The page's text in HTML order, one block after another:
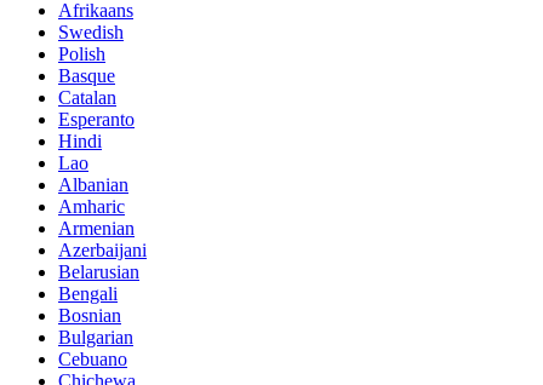
Afrikaans
Swedish
Polish
Basque
Catalan
Esperanto
Hindi
Lao
Albanian
Amharic
Armenian
Azerbaijani
Belarusian
Bengali
Bosnian
Bulgarian
Cebuano